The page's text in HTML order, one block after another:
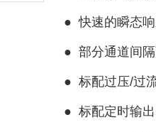
●快速的瞬态
● 部分通道间
● 标配过压/过
● 标配定时输出